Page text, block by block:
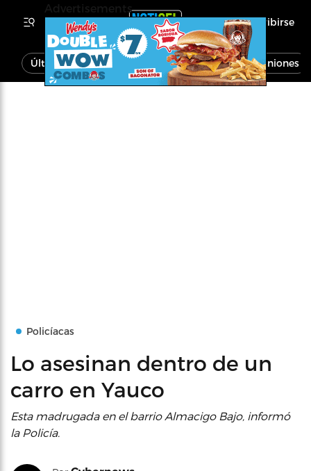
Inscribirse
Última Hora Noticias Economía Opiniones
Policíacas
Lo asesinan dentro de un
carro en Yauco
Esta madrugada en el barrio Almacigo Bajo, informó
la Policía.
Advertisements